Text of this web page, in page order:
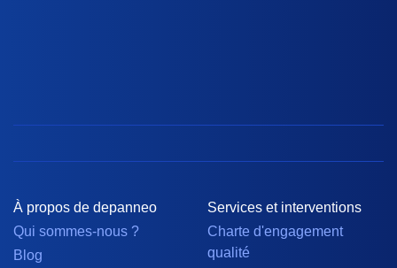
À propos de depanneo
Qui sommes-nous ?
Blog
Services et interventions
Charte d'engagement
qualité